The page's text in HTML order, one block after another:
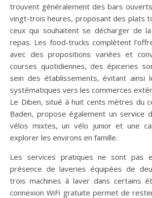
trouvent généralement des bars
vingt-trois heures, proposant des plats
ceux qui souhaitent se décharger de
repas. Les food-trucks complètent
avec des propositions variées et
courses quotidiennes, des épiceries
sein des établissements, évitant ainsi
systématiques vers les commerces
Le Diben, situé à huit cents mètres du
Baden, propose également un service
vélos mixtes, un vélo junior et une
explorer les environs en famille.
Les services pratiques ne sont pas
présence de laveries équipées de
trois machines à laver dans certains
connexion WiFi gratuite permet de